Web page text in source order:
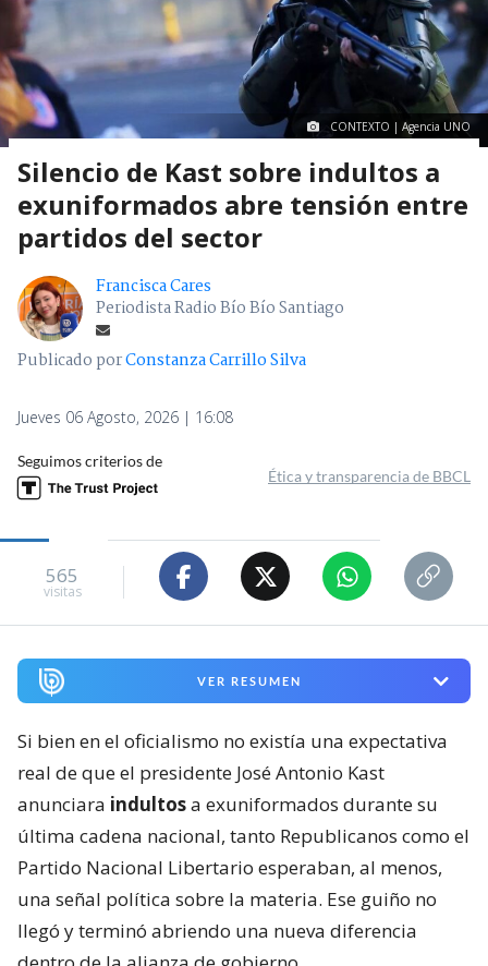
CONTEXTO | Agencia UNO
Silencio de Kast sobre indultos a
exuniformados abre tensión entre
partidos del sector
Francisca Cares
Periodista Radio Bío Bío Santiago
Publicado porConstanza Carrillo Silva
Jueves 06 Agosto, 2026 | 16:08
Seguimos criterios de
Ética y transparencia de BBCL
565
visitas
VER RESUMEN
Si bien en el oficialismo no existía una expectativa
real de que el presidente José Antonio Kast
anunciara indultosa exuniformados durante su
última cadena nacional, tanto Republicanos como el
Partido Nacional Libertario esperaban, al menos,
una señal política sobre la materia. Ese guiño no
llegó y terminó abriendo una nueva diferencia